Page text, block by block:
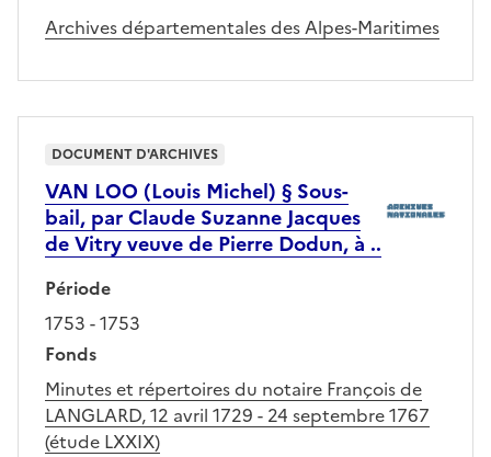
Archives départementales des Alpes-Maritimes
VAN LOO (Louis Michel) § Sous-
bail, par Claude Suzanne Jacques
de Vitry veuve de Pierre Dodun, à ..
Période
1753 - 1753
Fonds
Minutes et répertoires du notaire François de
LANGLARD, 12 avril 1729 - 24 septembre 1767
(étude LXXIX)
DOCUMENT D'ARCHIVES